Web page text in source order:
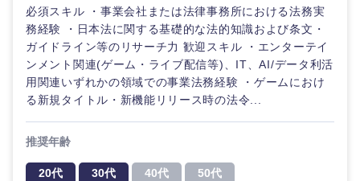
必須スキル ・事業会社または法律事務所における法務実
務経験 ・日本法に関する基礎的な法的知識および条文・
ガイドライン等のリサーチ力 歓迎スキル ・エンターテイ
ンメント関連(ゲーム・ライブ配信等)、IT、AI/データ利活
用関連いずれかの領域での事業法務経験 ・ゲームにおけ
る新規タイトル・新機能リリース時の法令...
推奨年齢
20代 30代 40代 50代